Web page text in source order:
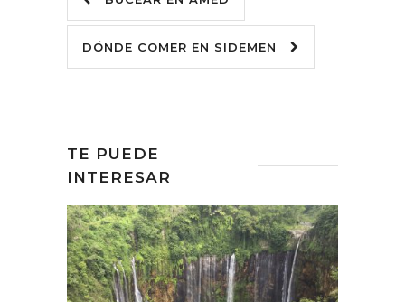
DÓNDE COMER EN SIDEMEN
TE PUEDE
INTERESAR